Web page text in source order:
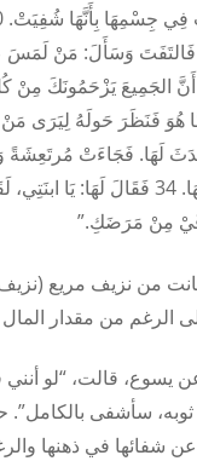
أَنَّ الجَمِيعَ يَزْحَمُونَكَ
لَهَا. فَجَاءَتْ مُرتَعِشَةً
وَأَخبَرَتْهُ بِالحَقِيقَةِ كُلِّهَا. 34 فَقَالَ
مِنْ مَرَضَكِ.”
من نزيف مريع
الرغم من مقدار المال
يسوع، قالت، “لو
سأشفى
شفائها في ذهنها